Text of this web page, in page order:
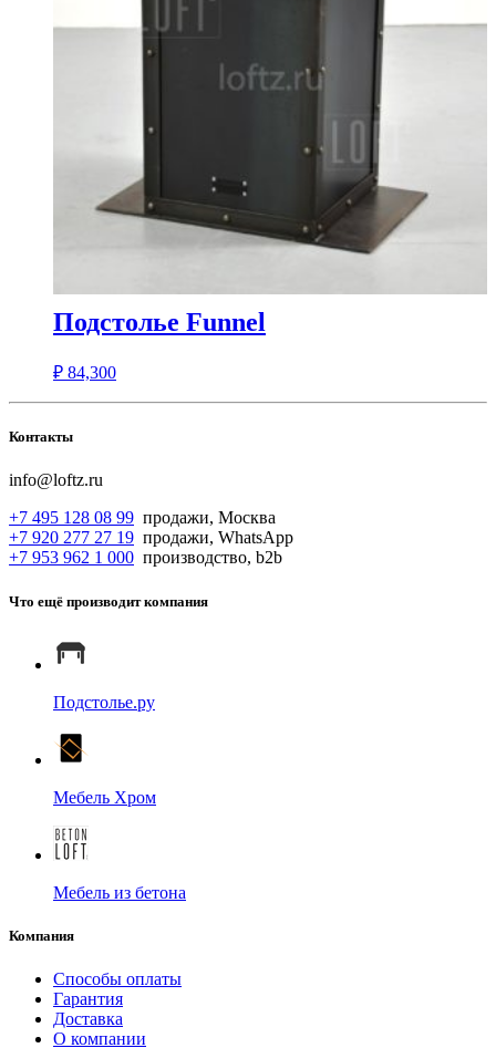
Подстолье Funnel
₽ 84,300
Контакты
info@loftz.ru
+7 495 128 08 99 продажи, Москва
+7 920 277 27 19 продажи, WhatsApp
+7 953 962 1 000 производство, b2b
Что ещё производит компания
Подстолье.ру
Мебель Хром
Мебель из бетона
Компания
Способы оплаты
Гарантия
Доставка
О компании